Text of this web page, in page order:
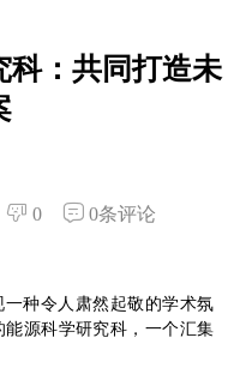
科：共同打造未
0
0条评论
种令人肃然起敬的学术氛
源科学研究科，一个汇集